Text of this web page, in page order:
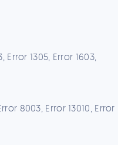
Error 1305, Error 1603,
8003, Error 13010, Error